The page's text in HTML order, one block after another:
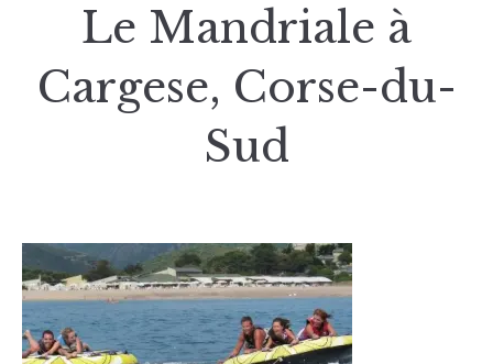
Le Mandriale à
Cargese, Corse-du-
Sud